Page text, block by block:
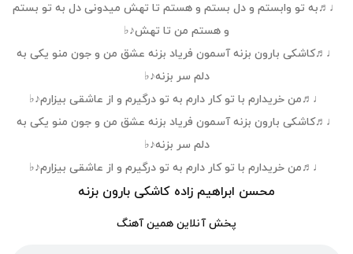
♩♬به تو وابستم و دل بستم و هستم تا تهش میدونی دل به تو بستم
و هستم من تا تهش♪♭
♩♬کاشکی بارون بزنه آسمون فریاد بزنه عشق من و جون منو یکی به
دلم سر بزنه♪♭
♩♬من خریدارم با تو کار دارم به تو درگیرم و از عاشقی بیزارم♪♭
♩♬کاشکی بارون بزنه آسمون فریاد بزنه عشق من و جون منو یکی به
دلم سر بزنه♪♭
♩♬من خریدارم با تو کار دارم به تو درگیرم و از عاشقی بیزارم♪♭
محسن ابراهیم زاده کاشکی بارون بزنه
پخش آنلاین همین آهنگ